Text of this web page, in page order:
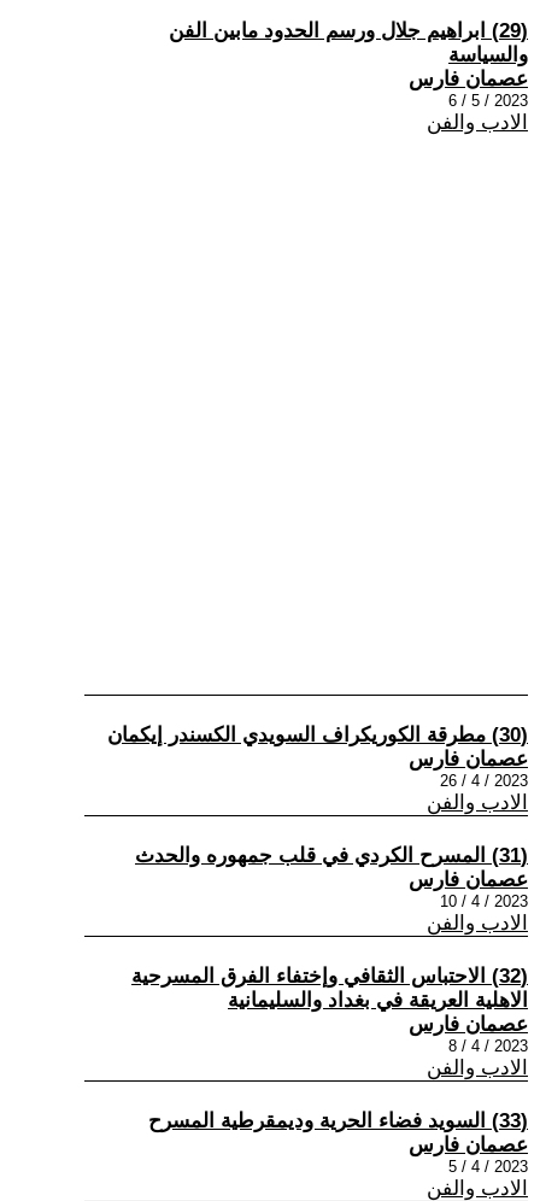
(29) ابراهيم جلال ورسم الحدود مابين الفن
والسياسة
عصمان فارس
2023 / 5 / 6
الادب والفن
(30) مطرقة الكوريكراف السويدي الكسندر إيكمان
عصمان فارس
2023 / 4 / 26
الادب والفن
(31) المسرح الكردي في قلب جمهوره والحدث
عصمان فارس
2023 / 4 / 10
الادب والفن
(32) الاحتباس الثقافي وإختفاء الفرق المسرحية
الاهلية العريقة في بغداد والسليمانية
عصمان فارس
2023 / 4 / 8
الادب والفن
(33) السويد فضاء الحرية وديمقرطية المسرح
عصمان فارس
2023 / 4 / 5
الادب والفن